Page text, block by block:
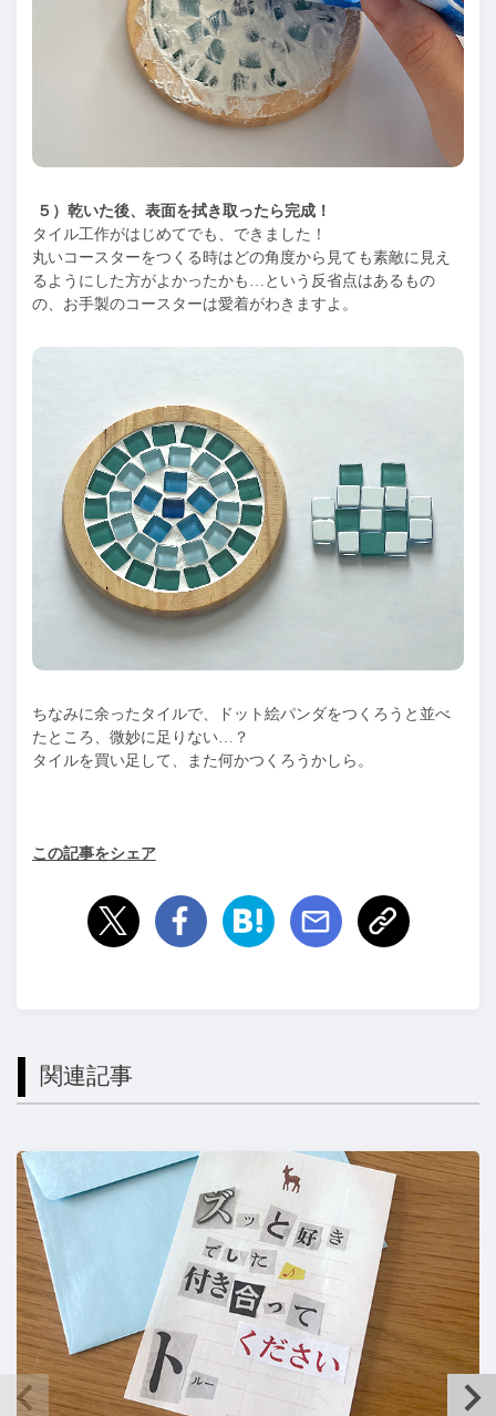
５）乾いた後、表面を拭き取ったら完成！
タイル工作がはじめてでも、できました！
丸いコースターをつくる時はどの角度から見ても素敵に見え
るようにした方がよかったかも…という反省点はあるもの
の、お手製のコースターは愛着がわきますよ。
ちなみに余ったタイルで、ドット絵パンダをつくろうと並べ
たところ、微妙に足りない…？
タイルを買い足して、また何かつくろうかしら。
この記事をシェア
関連記事